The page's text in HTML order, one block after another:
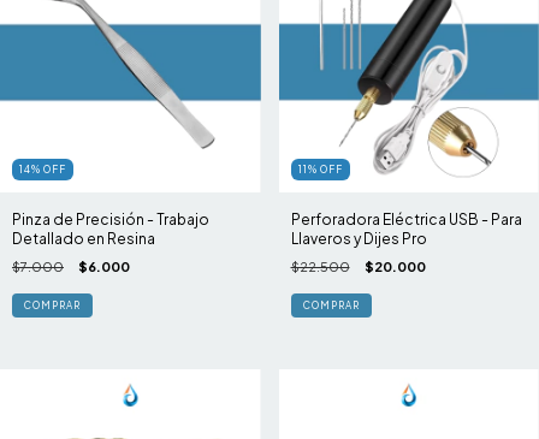
14% OFF
Pinza de Precisión - Trabajo
Detallado en Resina
$7.000 $6.000
11 % OFF
Perforadora Eléctrica USB - Para
Llaveros y Dijes Pro
$22.500 $20.000